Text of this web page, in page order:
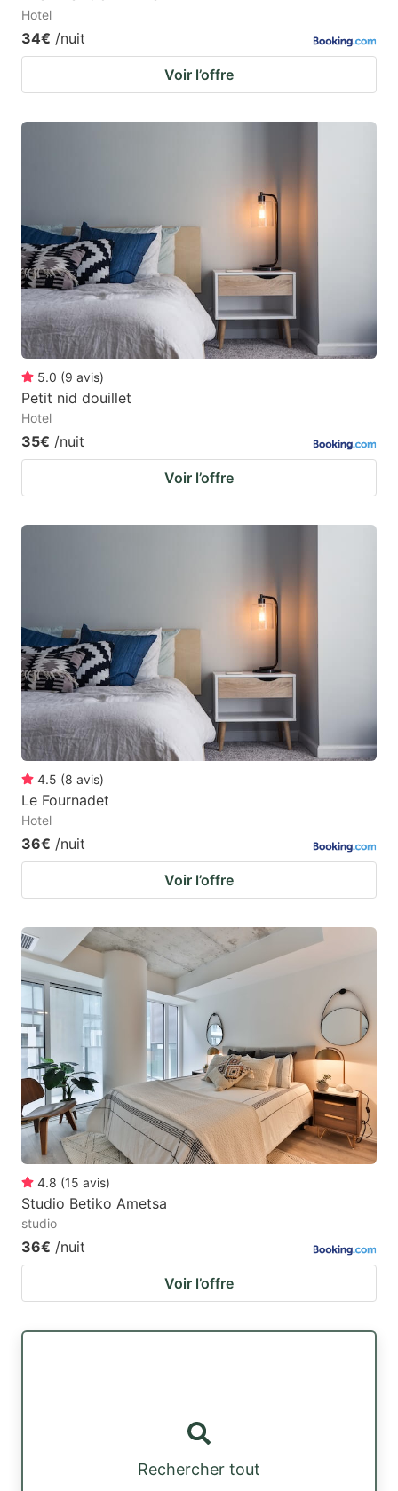
Hotel
34€ /nuit
Voir l’offre
5.0 (9 avis)
Petit nid douillet
Hotel
35€ /nuit
Voir l’offre
4.5 (8 avis)
Le Fournadet
Hotel
36€ /nuit
Voir l’offre
4.8 (15 avis)
Studio Betiko Ametsa
studio
36€ /nuit
Voir l’offre
Rechercher tout